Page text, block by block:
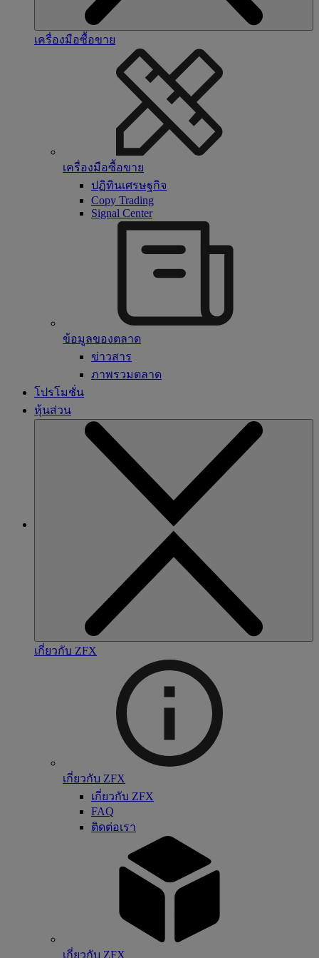
เครื่องมือซื้อขาย
เครื่องมือซื้อขาย
ปฏิทินเศรษฐกิจ
Copy Trading
Signal Center
ข้อมูลของตลาด
ข่าวสาร
ภาพรวมตลาด
โปรโมชั่น
หุ้นส่วน
เกี่ยวกับ ZFX
เกี่ยวกับ ZFX
เกี่ยวกับ ZFX
FAQ
ติดต่อเรา
เกี่ยวกับ ZFX